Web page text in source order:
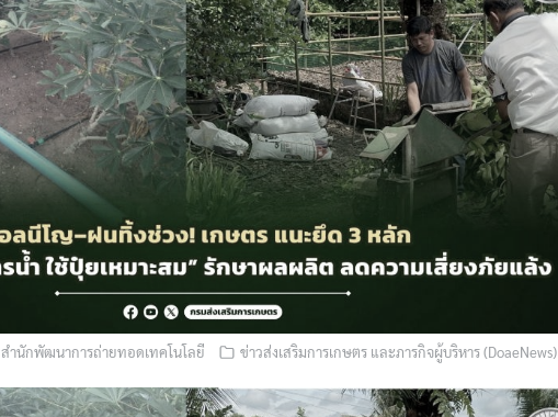
สำนักพัฒนาการถ่ายทอดเทคโนโลยี ข่าวส่งเสริมการเกษตร และภารกิจผู้บริหาร (DoaeNews)